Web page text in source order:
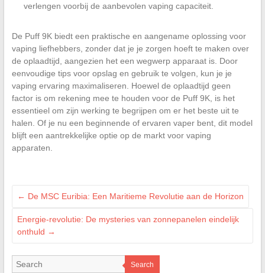
verlengen voorbij de aanbevolen vaping capaciteit.
De Puff 9K biedt een praktische en aangename oplossing voor
vaping liefhebbers, zonder dat je je zorgen hoeft te maken over
de oplaadtijd, aangezien het een wegwerp apparaat is. Door
eenvoudige tips voor opslag en gebruik te volgen, kun je je
vaping ervaring maximaliseren. Hoewel de oplaadtijd geen
factor is om rekening mee te houden voor de Puff 9K, is het
essentieel om zijn werking te begrijpen om er het beste uit te
halen. Of je nu een beginnende of ervaren vaper bent, dit model
blijft een aantrekkelijke optie op de markt voor vaping
apparaten.
← De MSC Euribia: Een Maritieme Revolutie aan de Horizon
Energie-revolutie: De mysteries van zonnepanelen eindelijk
onthuld →
Search